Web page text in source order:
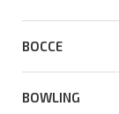
BOCCE
BOWLING